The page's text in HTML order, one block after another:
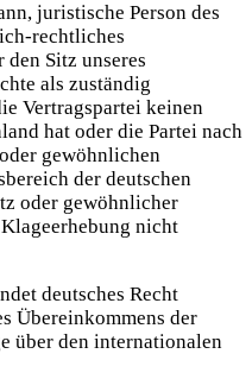
juristische Person des
rechtliches
Sitz unseres
als zuständig
Vertragspartei keinen
hat oder die Partei nach
gewöhnlichen
der deutschen
oder gewöhnlicher
nicht
deutsches Recht
Übereinkommens der
über den internationalen